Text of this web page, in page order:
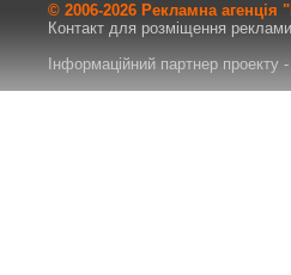
© 2006-2026 Рекламна
Контакт для розміщення
Інформаційний партнер проекту